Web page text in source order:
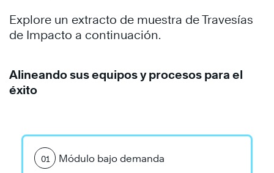
Saber
Explore un extracto de muestra de Travesías
de Impacto a continuación.
Alineando sus equipos y procesos para el
éxito
01 Módulo bajo demanda